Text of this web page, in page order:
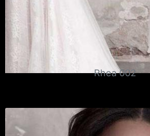
Rhea 002